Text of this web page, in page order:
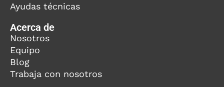
Ayudas técnicas
Acerca de
Nosotros
Equipo
Blog
Trabaja con nosotros